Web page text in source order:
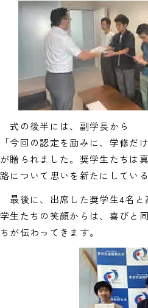
式の後半には、副学長から
「今回の認定を励みに、学修
が贈られました。奨学生たちは
路について思いを新たにしてい
最後に、出席した奨学生4名と
学生たちの笑顔からは、喜びと
ちが伝わってきます。